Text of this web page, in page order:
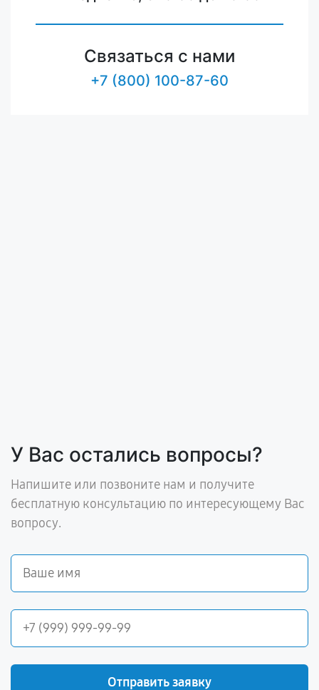
Связаться с нами
+7 (800) 100-87-60
У Вас остались вопросы?
Напишите или позвоните нам и получите
бесплатную консультацию по интересующему Вас
вопросу.
Отправить заявку